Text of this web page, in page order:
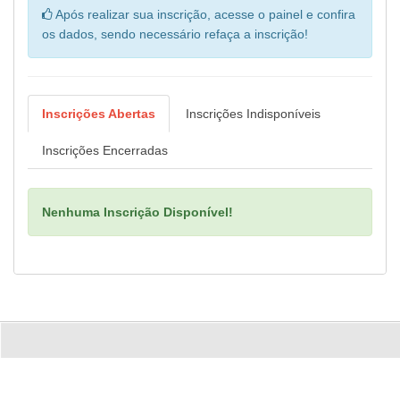
Após realizar sua inscrição, acesse o painel e confira
os dados, sendo necessário refaça a inscrição!
Inscrições Abertas Inscrições Indisponíveis
Inscrições Encerradas
Nenhuma Inscrição Disponível!